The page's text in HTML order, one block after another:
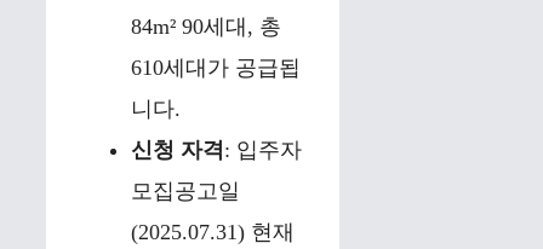
84m² 90세대, 총
610세대가 공급됩
니다.
신청 자격 : 입주자
모집공고일
(2025.07.31) 현재